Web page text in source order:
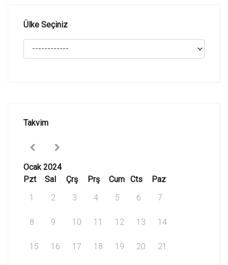
Ülke Seçiniz
Takvim
Ocak 2024
Pzt
Sal Çrş Prş Cum Cts
Paz
1
2 3 4 5 6 7
8 9 10 11 12 13 14
15 16 17 18 19 20 21